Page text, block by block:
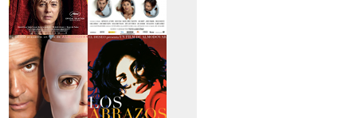
>Julieta
>Los amantes
pasajeros